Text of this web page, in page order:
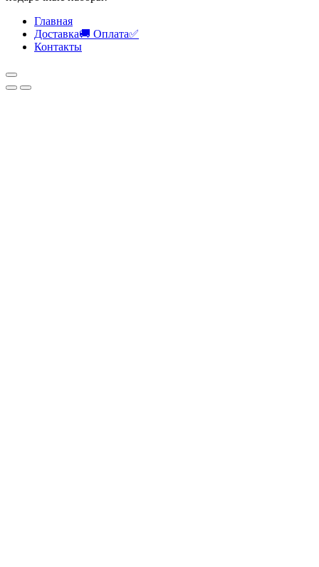
Главная
Доставка🚚 Оплата✅
Контакты